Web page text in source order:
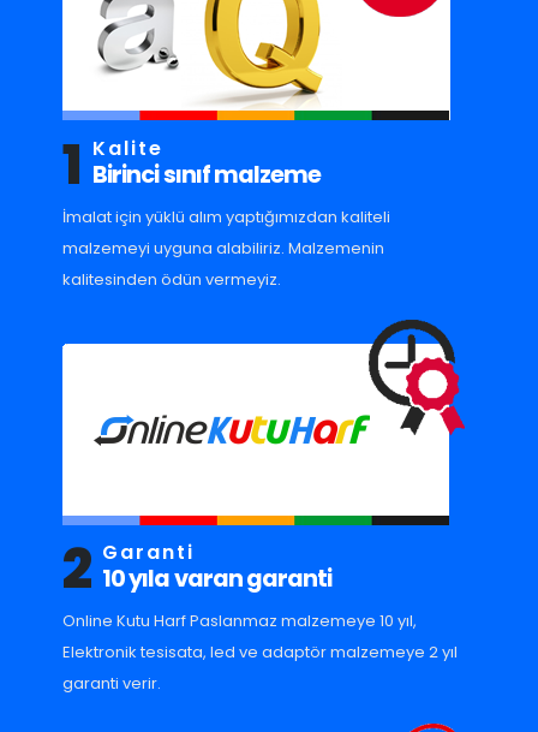
1 Kalite
Birinci sınıf malzeme
İmalat için yüklü alım yaptığımızdan kaliteli
malzemeyi uyguna alabiliriz. Malzemenin
kalitesinden ödün vermeyiz.
2 Garanti
10 yıla varan garanti
Online Kutu Harf Paslanmaz malzemeye 10 yıl,
Elektronik tesisata, led ve adaptör malzemeye 2 yıl
garanti verir.